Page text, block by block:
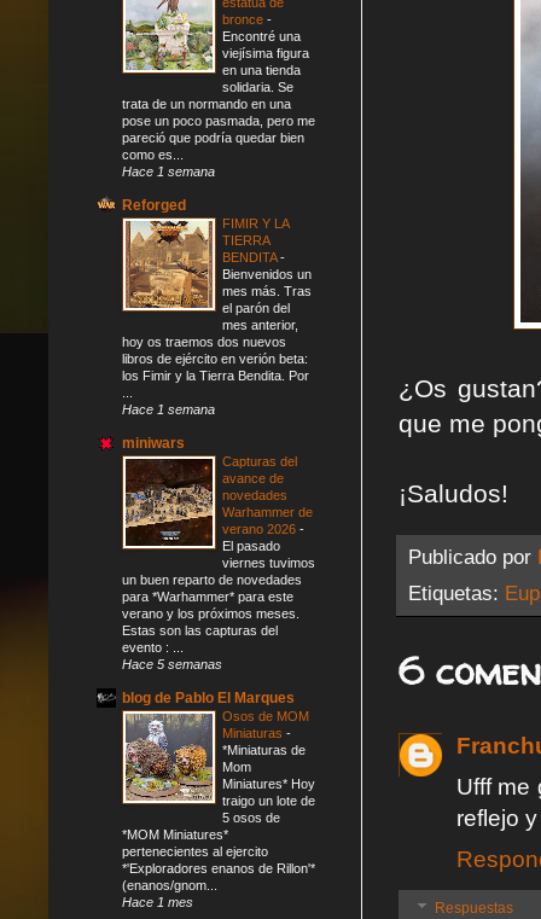
¿Os
que me
¡Saludos!
Publicado por
Etiquetas:
6
Ufff me
reflejo
Respuestas
bronce -
Encontré una
viejísima figura
en una tienda
solidaria. Se
trata de un normando en una
pose un poco pasmada, pero me
pareció que podría quedar bien
como es...
Hace 1 semana
Reforged
FIMIR Y LA
TIERRA
BENDITA-
Bienvenidos un
mes más. Tras
el parón del
mes anterior,
hoy os traemos dos nuevos
libros de ejército en verión beta:
los Fimir y la Tierra Bendita. Por
Hace 1 semana
miniwars
Capturas del
avance de
novedades
Warhammer de
verano 2026 -
El pasado
viernes tuvimos
un buen reparto de novedades
para *Warhammer* para este
verano y los próximos meses.
Estas son las capturas del
evento : ...
Hace 5 semanas
blog de Pablo El Marques
Osos de MOM
Miniaturas -
*Miniaturas de
Mom
Miniatures* Hoy
traigo un lote de
5 osos de
*MOM Miniatures*
pertenecientes al ejercito
*'Exploradores enanos de Rillon'*
(enanos/gnom...
Hace 1 mes